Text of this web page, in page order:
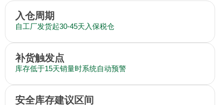
入仓周期
自工厂发货起30-45天入保税仓
补货触发点
库存低于15天销量时系统自动预警
安全库存建议区间